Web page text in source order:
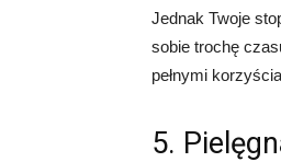
Jednak Twoje
sobie trochę
pełnymi
5.